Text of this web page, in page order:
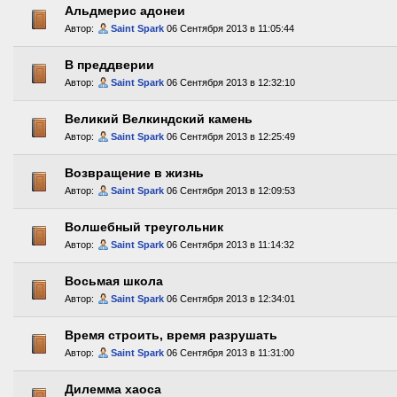
Альдмерис адонеи
Автор: Saint Spark 06 Сентября 2013 в 11:05:44
В преддверии
Автор: Saint Spark 06 Сентября 2013 в 12:32:10
Великий Велкиндский камень
Автор: Saint Spark 06 Сентября 2013 в 12:25:49
Возвращение в жизнь
Автор: Saint Spark 06 Сентября 2013 в 12:09:53
Волшебный треугольник
Автор: Saint Spark 06 Сентября 2013 в 11:14:32
Восьмая школа
Автор: Saint Spark 06 Сентября 2013 в 12:34:01
Время строить, время разрушать
Автор: Saint Spark 06 Сентября 2013 в 11:31:00
Дилемма хаоса